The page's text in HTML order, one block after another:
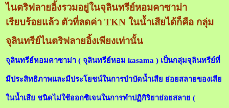
ไนตริฟลายอิ้งรวมอยู่ในจุลินทรีย์หอมคาซาม่า
เรียบร้อยแล้ว ตัวที่ลดค่า TKN ในน้ำเสียได้ก็คือ กลุ่ม
จุลินทรีย์ไนตริฟลายอิ้งเพียงเท่านั้น
จุลินทรีย์หอมคาซาม่า ( จุลินทรีย์หอม kasama ) เป็นกลุ่มจุลินทรีย์ที่
มีประสิทธิภาพและมีประโยชน์ในการบำบัดน้ำเสีย ย่อยสลายของเสีย
ในน้ำเสีย ชนิดไม่ใช้ออกซิเจนในการทำปฏิกิริยาย่อยสลาย (